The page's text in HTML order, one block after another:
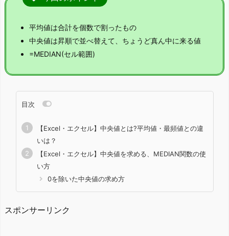
平均値は合計を個数で割ったもの
中央値は昇順で並べ替えて、ちょうど真ん中に来る値
=MEDIAN(セル範囲)
目次
【Excel・エクセル】中央値とは?平均値・最頻値との違
いは？
【Excel・エクセル】中央値を求める、MEDIAN関数の使
い方
0を除いた中央値の求め方
スポンサーリンク